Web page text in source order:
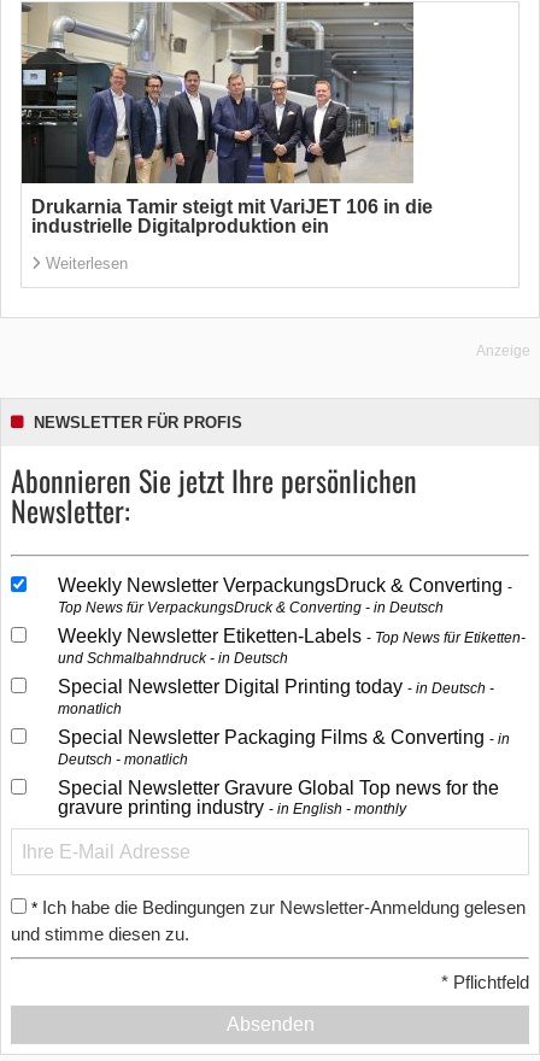
Drukarnia Tamir steigt mit VariJET 106 in die
industrielle Digitalproduktion ein
Weiterlesen
Anzeige
NEWSLETTER FÜR PROFIS
Abonnieren Sie jetzt Ihre persönlichen
Newsletter:
Weekly Newsletter VerpackungsDruck & Converting
Top News für VerpackungsDruck & Converting - in Deutsch
Weekly Newsletter Etiketten-Labels
Top News für Etiketten-
und Schmalbahndruck - in Deutsch
Special Newsletter Digital Printing today
in Deutsch -
monatlich
Special Newsletter Packaging Films & Converting
in
Deutsch - monatlich
Special Newsletter Gravure Global Top news for the
gravure printing industry
in English - monthly
* Ich habe die Bedingungen zur Newsletter-Anmeldung gelesen
und stimme diesen zu.
* Pflichtfeld
Absenden